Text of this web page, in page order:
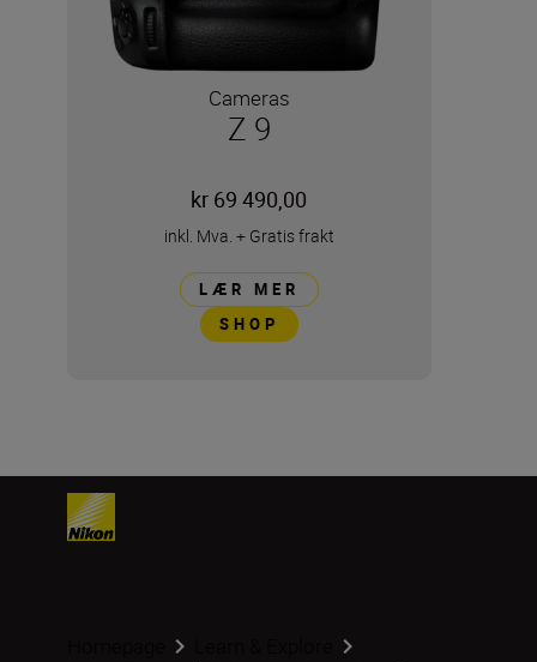
Cameras
Z 9
kr 69 490,00
inkl. Mva. + Gratis frakt
LÆR MER
SHOP